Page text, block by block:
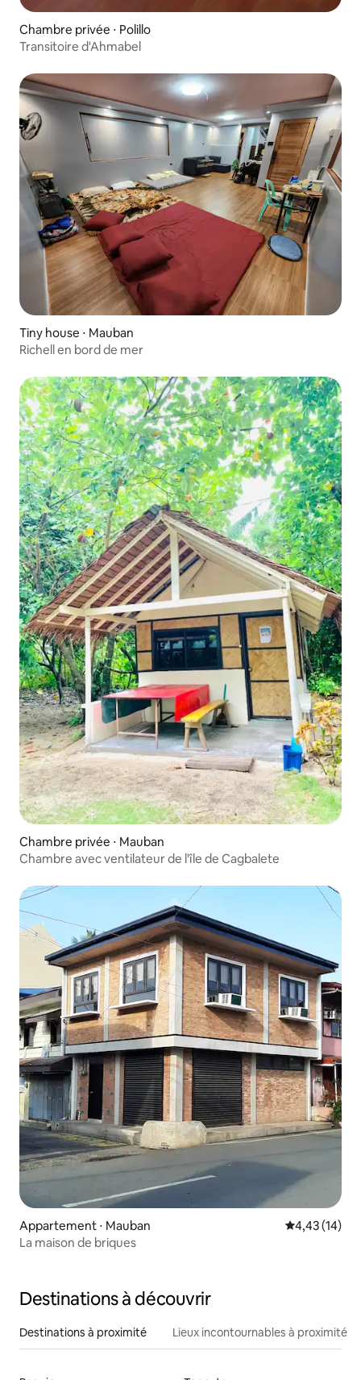
Chambre privée ⋅ Polillo
Transitoire d'Ahmabel
Tiny house ⋅ Mauban
Richell en bord de mer
Chambre privée ⋅ Mauban
Chambre avec ventilateur de l'île de Cagbalete
Appartement ⋅ Mauban Évaluation
4,43 (14)
La maison de briques
Destinations à découvrir
Destinations à proximité Lieux incontournables à proximité